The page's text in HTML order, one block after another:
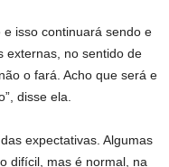
isso continuará sendo e
externas, no sentido de
o fará. Acho que será e
disse ela.
expectativas. Algumas
difícil, mas é normal, na